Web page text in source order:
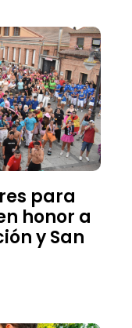
para
honor a
y San